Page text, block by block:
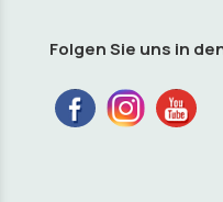
Folgen Sie uns in